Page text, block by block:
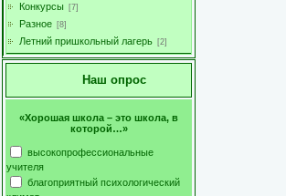
Конкурсы [7]
Разное [8]
Летний пришкольный лагерь [2]
Наш опрос
«Хорошая школа – это школа, в
которой…»
высокопрофессиональные
учителя
благоприятный психологический